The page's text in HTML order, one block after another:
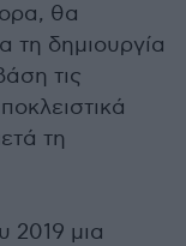
θα
τη δημιουργία
τις
τη
2019 μια